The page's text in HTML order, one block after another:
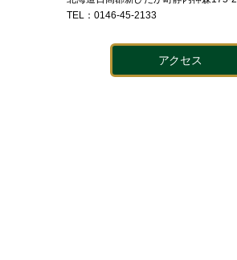
TEL：0146-45-2133
アクセス